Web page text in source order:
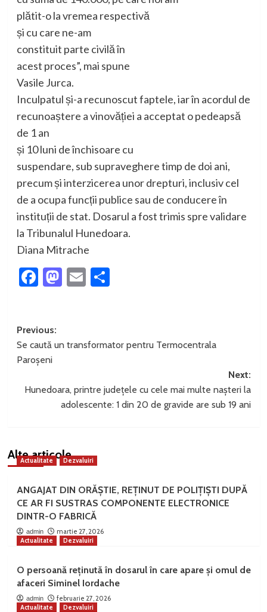
plătit-o la vremea respectivă
și cu care ne-am
constituit parte civilă în
acest proces”, mai spune
Vasile Jurca.
Inculpatul și-a recunoscut faptele, iar în acordul de
recunoaștere a vinovăției a acceptat o pedeapsă
de 1 an
și 10 luni de închisoare cu
suspendare, sub supraveghere timp de doi ani,
precum și interzicerea unor drepturi, inclusiv cel
de a ocupa funcții publice sau de conducere în
instituții de stat. Dosarul a fost trimis spre validare
la Tribunalul Hunedoara.
Diana Mitrache
Facebook
Mastodon
EmailPartajează
Post
navigation
Previous:
Se caută un transformator pentru Termocentrala
Paroșeni
Next:
Hunedoara, printre județele cu cele mai multe nașteri la
adolescente: 1 din 20 de gravide are sub 19 ani
Alte articole
Actualitate Dezvaluiri
ANGAJAT DIN ORĂȘTIE, REȚINUT DE POLIȚIȘTI DUPĂ
CE AR FI SUSTRAS COMPONENTE ELECTRONICE
DINTR-O FABRICĂ
admin
martie 27, 2026
Actualitate
Dezvaluiri
O persoană reținută în dosarul în care apare și omul de
afaceri Siminel Iordache
admin
februarie 27, 2026
Actualitate
Dezvaluiri